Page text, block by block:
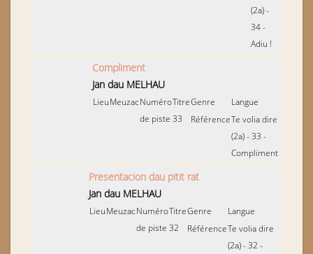
(2a) -
34 -
Adiu !
Compliment
Jan dau MELHAU
LieuMeuzacNuméro
de piste
Titre
33
Genre
Langue
RéférenceTe volia dire
(2a) - 33 -
Compliment
Presentacion dau pitit rat
Jan dau MELHAU
LieuMeuzacNuméro
de piste
Titre
32
Genre
Langue
RéférenceTe volia dire
(2a) - 32 -